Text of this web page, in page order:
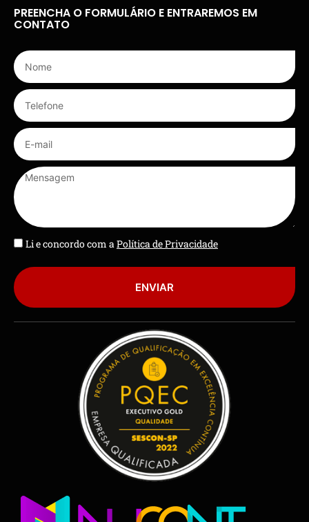
PREENCHA O FORMULÁRIO E ENTRAREMOS EM
CONTATO
Li e concordo com aPolítica de Privacidade
ENVIAR